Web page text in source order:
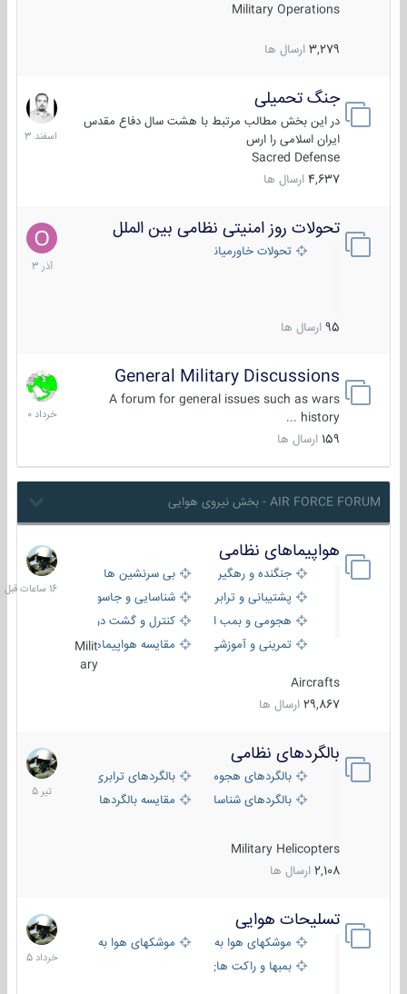
Military Operations
3,279 ارسال ها
جنگ تحمیلی
در این بخش مطالب مرتبط با هشت سال دفاع مقدس
ایران اسلامی را ارس
Sacred Defense
4,637 ارسال ها
20
اسفند
1403
تحولات روز امنیتی نظامی بین الملل
تحولات خاورمیانه
95 ارسال ها
21
آذر
1403
General Military Discussions
A forum for general issues such as wars
history ...
159 ارسال ها
10
خرداد
1400
AIR FORCE FORUM - بخش نیروی هوایی
هواپیماهای نظامی
جنگنده و رهگیر
بی سرنشین ها
پشتیبانی و ترابری
شناسایی و جاسوسی
هجومی و بمب افکن
کنترل و گشت دریایی
تمرینی و آموزشی
مقایسه هواپیماهاMilit
ary
Aircrafts
29,867 ارسال ها
16
ساعات
قبل
بالگردهای نظامی
بالگردهای هجومی
بالگردهای ترابری
بالگردهای شناسایی
مقایسه بالگردها
Military Helicopters
2,108 ارسال ها
22
تیر
1405
تسلیحات هوایی
موشکهای هوا به هوا
موشکهای هوا به سطح
بمبها و راکت های هوایی
30
خرداد
1405